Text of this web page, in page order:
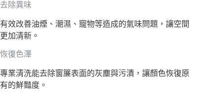
去除異味
有效改善油煙、潮濕、寵物等造成的氣味問題，讓空間
更加清新。
恢復色澤
專業清洗能去除窗簾表面的灰塵與污漬，讓顏色恢復原
有的鮮豔度。